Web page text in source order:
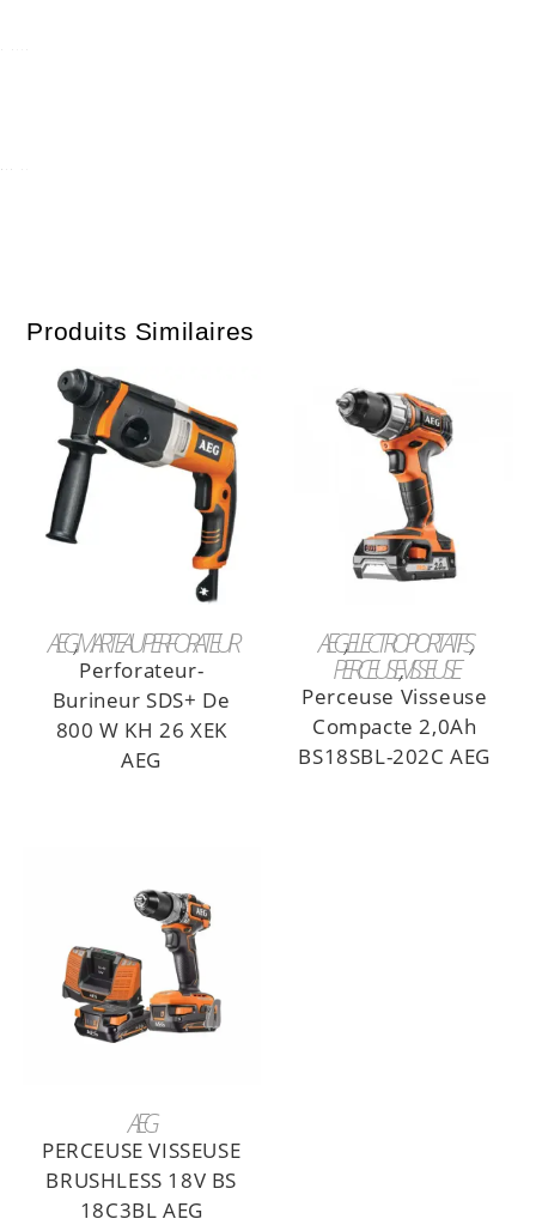
Produits Similaires
AEG,MARTEAU PERFORATEUR
Perforateur-
Burineur SDS+ De
800 W KH 26 XEK
AEG
AEG,ELECTROPORTATIFS
PERCEUSE,VISSEUSE
Perceuse Visseuse
Compacte 2,0Ah
BS18SBL-202C AEG
AEG
PERCEUSE VISSEUSE
BRUSHLESS 18V BS
18C3BL AEG